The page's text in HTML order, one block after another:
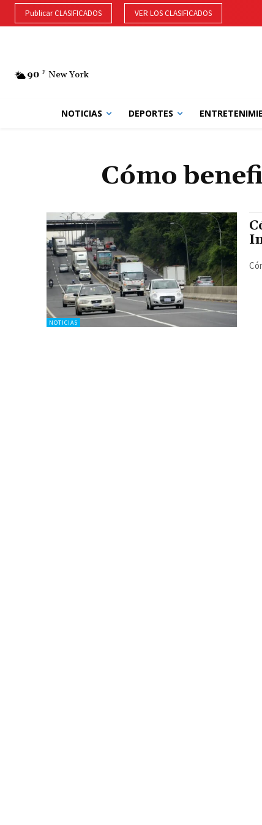
Publicar CLASIFICADOS VER LOS CLASIFICADOS
90 F New York
NOTICIAS DEPORTES
Cómo
NOTICIAS